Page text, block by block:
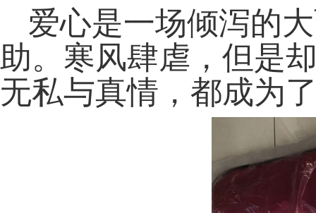
爱心是一场倾泻的
助。寒风肆虐，但是
无私与真情，都成为